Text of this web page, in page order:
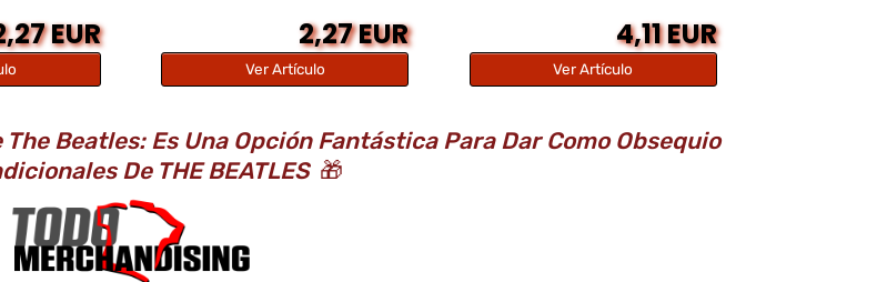
EUR 2,27 EUR
Ver Artículo
4,11 EUR
Ver Artículo
Beatles: Es Una Opción Fantástica Para Dar Como Obsequio
De THE BEATLES 🎁